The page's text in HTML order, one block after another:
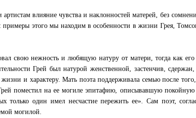
влияние чувства и наклонностей матерей, без
этого мы находим в особенности в жизни Грея,
свою нежность и любящую натуру от матери, тогда как
Грей был натурой женственной, застенчив,
и характеру. Мать поэта поддерживала семью после
поместил на ее могиле эпитафию, описывавшую покойную
только один имел несчастие пережить ее». Сам поэт,
могилой.